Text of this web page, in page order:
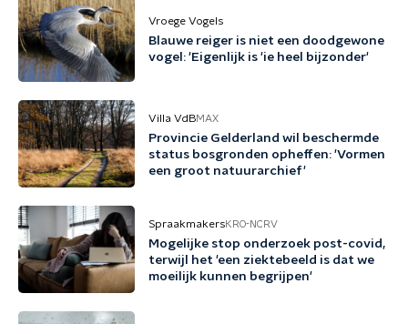
Vroege Vogels
Blauwe reiger is niet een doodgewone
vogel: 'Eigenlijk is 'ie heel bijzonder'
Villa VdBMAX
Provincie Gelderland wil beschermde
status bosgronden opheffen: 'Vormen
een groot natuurarchief'
SpraakmakersKRO-NCRV
Mogelijke stop onderzoek post-covid,
terwijl het 'een ziektebeeld is dat we
moeilijk kunnen begrijpen'